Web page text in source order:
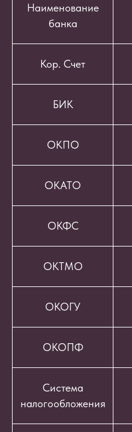
Наименование
банка
Кор. Счет
БИК
ОКПО
ОКАТО
ОКФС
ОКТМО
ОКОГУ
ОКОПФ
Система
налогообложения